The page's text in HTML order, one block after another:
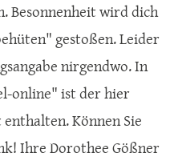
Besonnenheit wird dich
gestoßen. Leider
nirgendwo. In
online" ist der hier
Können Sie
Ihre Dorothee Gößner